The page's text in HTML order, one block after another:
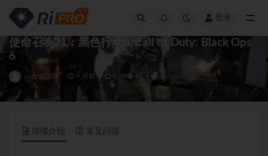
登录
使命召唤21：黑色行动6/Call of Duty: Black Ops
6
全部游戏 9 月前 0 99 5
详情介绍 常见问题